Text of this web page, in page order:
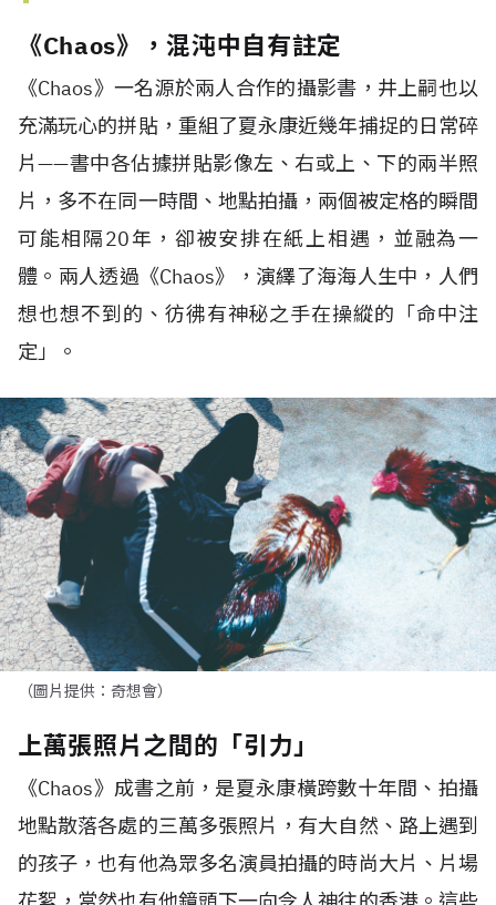
《Chaos》，混沌中自有註定
《Chaos》一名源於兩人合作的攝影書，井上嗣也以
充滿玩心的拼貼，重組了夏永康近幾年捕捉的日常碎
片——書中各佔據拼貼影像左、右或上、下的兩半照
片，多不在同一時間、地點拍攝，兩個被定格的瞬間
可能相隔20年，卻被安排在紙上相遇，並融為一
體。兩人透過《Chaos》，演繹了海海人生中，人們
想也想不到的、彷彿有神秘之手在操縱的「命中注
定」。
（圖片提供：奇想會）
上萬張照片之間的「引力」
《Chaos》成書之前，是夏永康橫跨數十年間、拍攝
地點散落各處的三萬多張照片，有大自然、路上遇到
的孩子，也有他為眾多名演員拍攝的時尚大片、片場